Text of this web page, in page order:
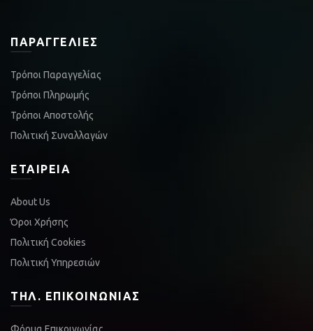
ΠΑΡΑΓΓΕΛΊΕΣ
Τρόποι Παραγγελίας
Τρόποι Πληρωμής
Τρόποι Αποστολής
Πολιτική Συναλλαγών
ΕΤΑΙΡΕΊΑ
About Us
Όροι Χρήσης
Πολιτική Cookies
Πολιτική Υπηρεσιών
ΤΗΛ. ΕΠΙΚΟΙΝΩΝΊΑΣ